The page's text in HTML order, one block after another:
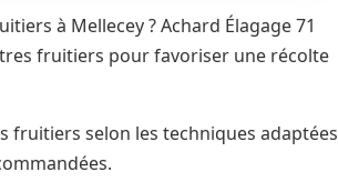
à Mellecey ? Achard Élagage 71
fruitiers pour favoriser une récolte
fruitiers selon les techniques adaptées